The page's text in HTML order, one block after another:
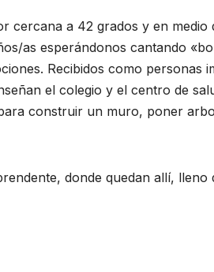
cercana a 42 grados y en
as esperándonos cantando
Recibidos como
el colegio y el centro de
construir un muro, poner
donde quedan allí,